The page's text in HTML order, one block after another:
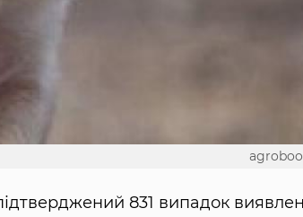
831 випадок